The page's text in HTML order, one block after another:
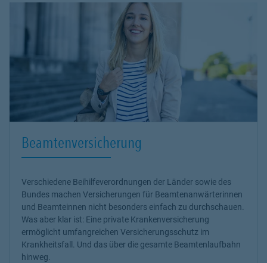
Beamtenversicherung
Verschiedene Beihilfeverordnungen der Länder sowie des
Bundes machen Versicherungen für Beamtenanwärterinnen
und Beamteinnen nicht besonders einfach zu durchschauen.
Was aber klar ist: Eine private Krankenversicherung
ermöglicht umfangreichen Versicherungsschutz im
Krankheitsfall. Und das über die gesamte Beamtenlaufbahn
hinweg.